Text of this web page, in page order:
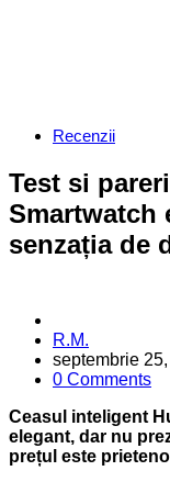
Categories
Recenzii
Test si
Smartwatch
senzația de
Posted
by
R.M.
septembrie
0 Comments
Ceasul inteligent
elegant, dar nu
prețul este